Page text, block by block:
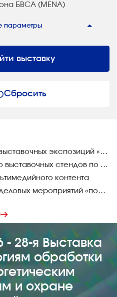
БВСА (MENA)
параметры
выставку
Сбросить
Организация выставочных экспозиций «под ключ»
Строительство выставочных стендов по всему миру
контента
Организация деловых мероприятий «под ключ»
- 28-я Выставка
обработки
и охране